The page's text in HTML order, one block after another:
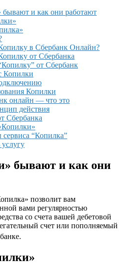
и как они работают
в Сбербанк Онлайн?
от Сбербанка
от Сбербанк
Копилки
Копилки
онлайн — что это
действия
Сбербанка
“Копилка”
бывают и как они
позволит вам
вами регулярностью
со счета вашей дебетовой
счет или пополняемый